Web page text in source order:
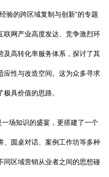
验的跨区域复制与创新”的专题
联网产业高度发达、竞争激烈环
及高转化率服务体系，探讨了其
应性与改造空间。这为众多寻求
具价值的思路。
一场知识的盛宴，更搭建了一个
、圆桌对话、案例工作坊等多种
同区域营销从业者之间的思想碰